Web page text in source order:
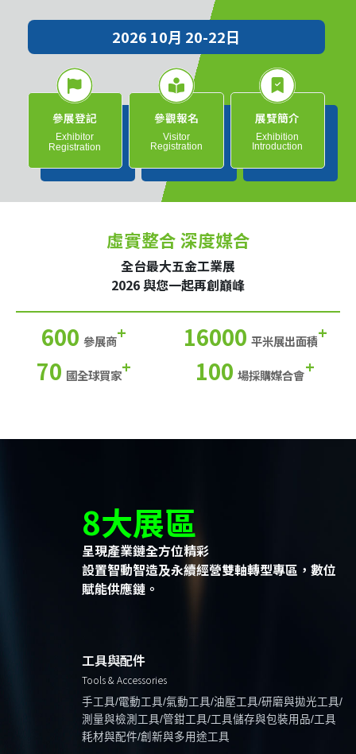
2026 10月 20-22日
參展登記
Exhibitor
Registration
參觀報名
Visitor
Registration
展覽簡介
Exhibition
Introduction
虛實整合 深度媒合
全台最大五金工業展
2026 與您一起再創巔峰
600 參展商+ 16000 平米展出面積+
70 國全球買家+ 100 場採購媒合會+
8大展區
呈現產業鏈全方位精彩
設置智動智造及永續經營雙軸轉型專區，數位
賦能供應鏈。
工具與配件
Tools & Accessories
手工具/電動工具/氣動工具/油壓工具/研磨與拋光工具/
測量與檢測工具/管鉗工具/工具儲存與包裝用品/工具
耗材與配件/創新與多用途工具